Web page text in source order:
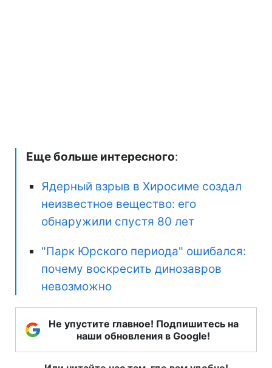
Еще больше интересного:
Ядерный взрыв в Хиросиме создал
неизвестное вещество: его
обнаружили спустя 80 лет
"Парк Юрского периода" ошибался:
почему воскресить динозавров
невозможно
Не упустите главное! Подпишитесь на
наши обновления в Google!